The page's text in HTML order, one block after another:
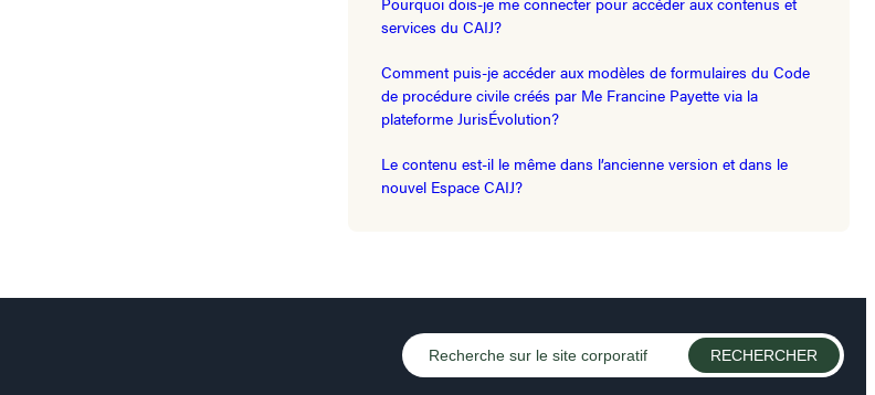
services du CAIJ?
Comment puis-je accéder aux modèles de formulaires du Code
de procédure civile créés par Me Francine Payette via la
plateforme JurisÉvolution?
Le contenu est-il le même dans l’ancienne version et dans le
nouvel Espace CAIJ?